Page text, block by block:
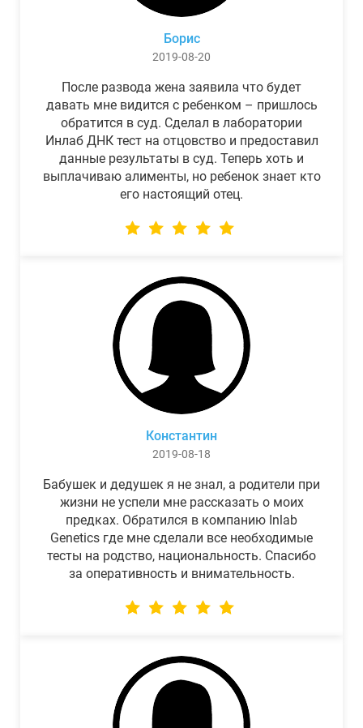
Борис
2019-08-20
После развода жена заявила что будет
давать мне видится с ребенком – пришлось
обратится в суд. Сделал в лаборатории
Инлаб ДНК тест на отцовство и предоставил
данные результаты в суд. Теперь хоть и
выплачиваю алименты, но ребенок знает кто
его настоящий отец.
Константин
2019-08-18
Бабушек и дедушек я не знал, а родители при
жизни не успели мне рассказать о моих
предках. Обратился в компанию Inlab
Genetics где мне сделали все необходимые
тесты на родство, национальность. Спасибо
за оперативность и внимательность.